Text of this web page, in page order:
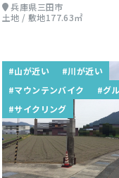
兵庫県三田市
土地 / 敷地177.63㎡
#山が近い
#川が近い
#マウンテンバイク
#グ
#サイクリング